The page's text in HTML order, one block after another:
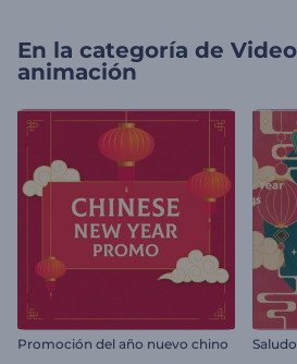
En la categoría de
animación
Promoción del año nuevo chino